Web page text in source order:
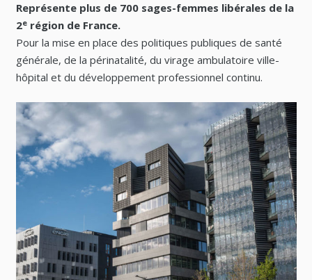
Représente plus de 700 sages-femmes libérales de la
2erégion de France.
Pour la mise en place des politiques publiques de santé
générale, de la périnatalité, du virage ambulatoire ville-
hôpital et du développement professionnel continu.